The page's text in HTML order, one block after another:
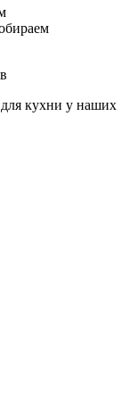
кухни у наших